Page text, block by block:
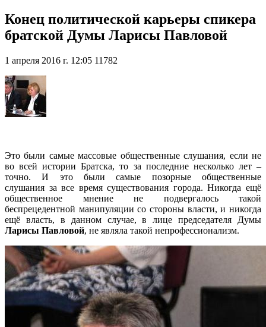
Конец политической карьеры спикера
братской Думы Ларисы Павловой
1 апреля 2016 г. 12:05 11782
Это были самые массовые общественные слушания, если не
во всей истории Братска, то за последние несколько лет –
точно. И это были самые позорные общественные
слушания за все время существования города. Никогда ещё
общественное мнение не подвергалось такой
беспрецедентной манипуляции со стороны власти, и никогда
ещё власть, в данном случае, в лице председателя Думы
Ларисы Павловой, не являла такой непрофессионализм.